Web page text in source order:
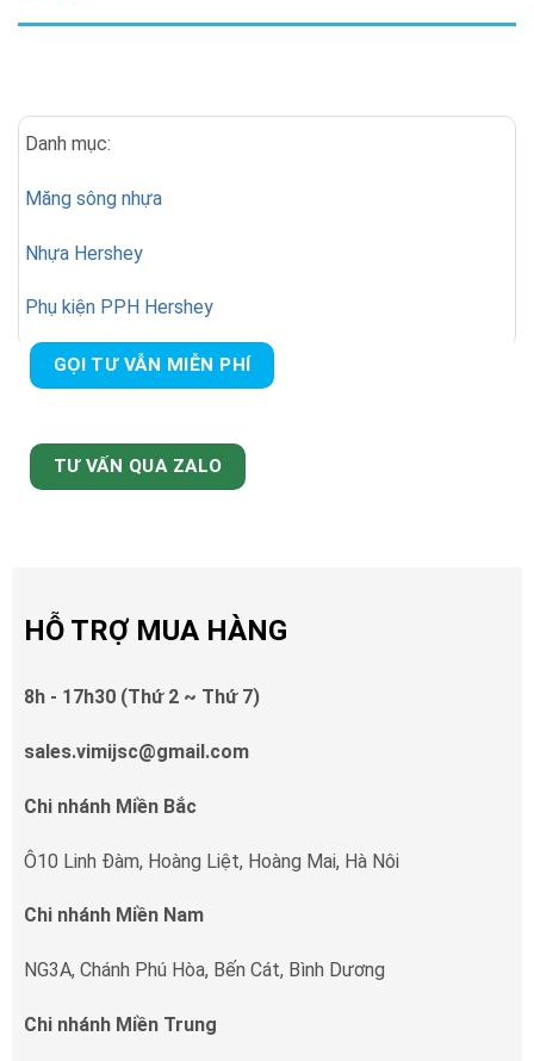
Danh mục:
Măng sông nhựa
Nhựa Hershey
Phụ kiện PPH Hershey
GỌI TƯ VẪN MIỄN PHÍ
TƯ VẤN QUA ZALO
HỖ TRỢ MUA HÀNG
8h - 17h30 (Thứ 2 ~ Thứ 7)
sales.vimijsc@gmail.com
Chi nhánh Miền Bắc
Ô10 Linh Đàm, Hoàng Liệt, Hoàng Mai, Hà Nôi
Chi nhánh Miền Nam
NG3A, Chánh Phú Hòa, Bến Cát, Bình Dương
Chi nhánh Miền Trung